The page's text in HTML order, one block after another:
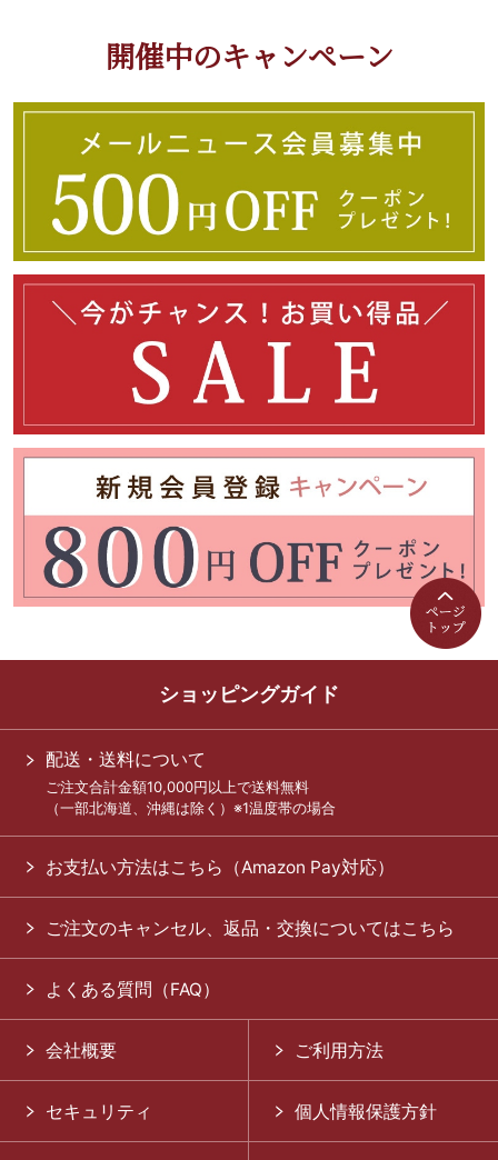
開催中のキャンペーン
ショッピングガイド
配送・送料について
ご注文合計金額10,000円以上で送料無料
（一部北海道、沖縄は除く）※1温度帯の場合
お支払い方法はこちら（Amazon Pay対応）
ご注文のキャンセル、返品・交換についてはこちら
よくある質問（FAQ）
会社概要 ご利用方法
セキュリティ 個人情報保護方針